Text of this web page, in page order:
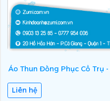
Áo Thun Đồng Phục Cổ Trụ
Liên hệ